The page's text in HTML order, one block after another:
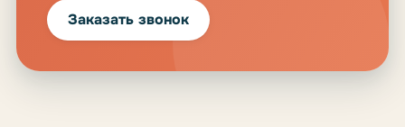
Заказать звонок